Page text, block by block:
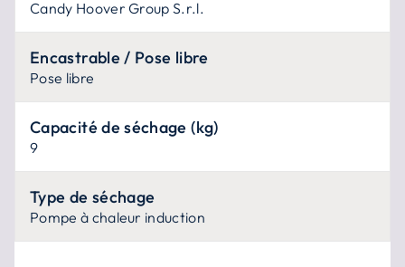
Candy Hoover Group S.r.l.
Encastrable / Pose libre
Pose libre
Capacité de séchage (kg)
9
Type de séchage
Pompe à chaleur induction